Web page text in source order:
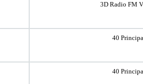
3D Radio FM
40
40